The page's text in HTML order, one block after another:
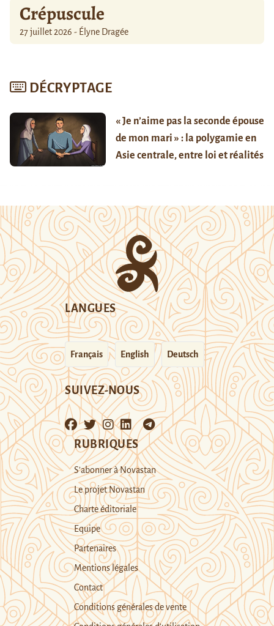
Crépuscule
27 juillet 2026 - Élyne Dragée
DÉCRYPTAGE
« Je n’aime pas la seconde épouse
de mon mari » : la polygamie en
Asie centrale, entre loi et réalités
LANGUES
Français English Deutsch
SUIVEZ-NOUS
RUBRIQUES
S’abonner à Novastan
Le projet Novastan
Charte éditoriale
Equipe
Partenaires
Mentions légales
Contact
Conditions générales de vente